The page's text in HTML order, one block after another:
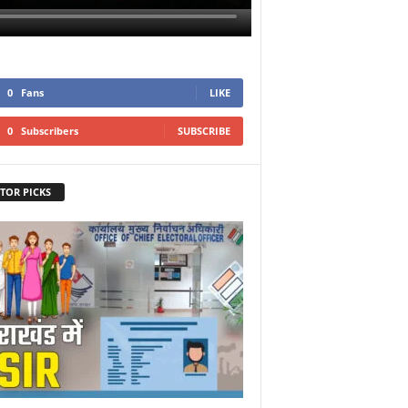
0 Fans LIKE
0 Subscribers SUBSCRIBE
PICKS